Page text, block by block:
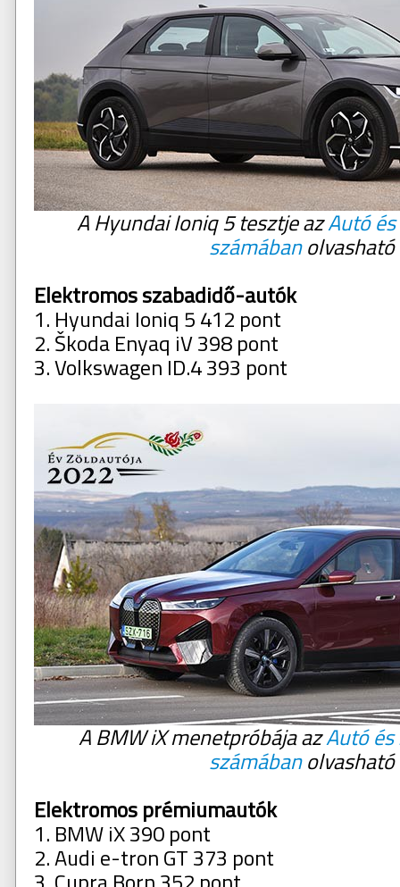
A Hyundai Ioniq 5 tesztje azAutó
számábanolvasható
Elektromos szabadidő-autók
1. Hyundai Ioniq 5 412 pont
2. Škoda Enyaq iV 398 pont
3. Volkswagen ID.4 393 pont
A BMW iX menetpróbája azAutó
számábanolvasható
Elektromos prémiumautók
1. BMW iX 390 pont
2. Audi e-tron GT 373 pont